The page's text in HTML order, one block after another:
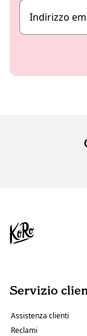
Indirizzo
Servizio
Assistenza clienti
Reclami